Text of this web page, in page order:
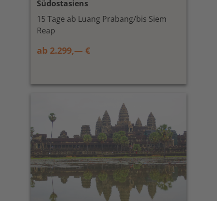
Südostasiens
15 Tage ab Luang Prabang/bis Siem
Reap
ab 2.299,— €